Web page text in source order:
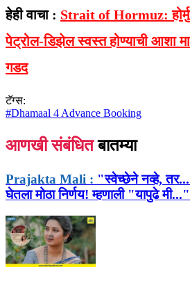
हेही वाचा : Strait of Hormuz:
पेट्रोल-डिझेल स्वस्त होण्याची आशा
गडद
टॅग्स:
#Dhamaal 4 Advance Booking
आणखी संबंधित बातम्या
Prajakta Mali : "स्वेच्छेने नव्हे,
घेतला मोठा निर्णय! म्हणाली "यापुढे मी..."